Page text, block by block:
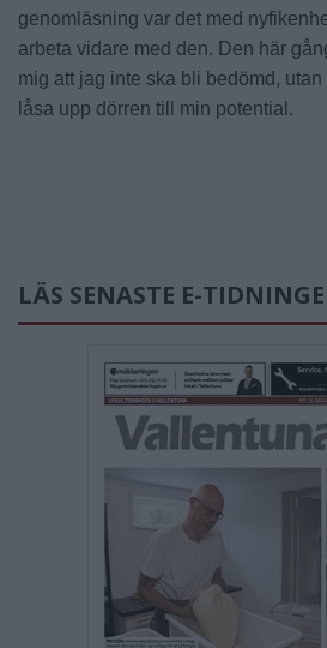
genomläsning var det med
arbeta vidare med den. Den här
mig att jag inte ska bli bedömd,
låsa upp dörren till min potential.
LÄS SENASTE E-